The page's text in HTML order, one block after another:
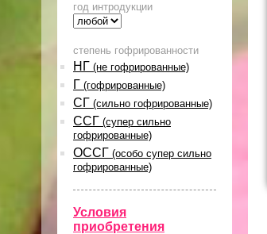
год интродукции
степень гофрированности
НГ (не гофрированные)
Г (гофрированные)
СГ (сильно гофрированные)
ССГ (супер сильно
гофрированные)
ОССГ (особо супер сильно
гофрированные)
Условия
приобретения